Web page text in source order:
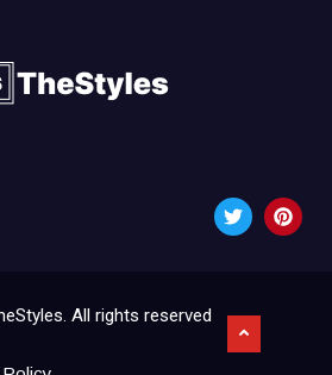
All rights reserved